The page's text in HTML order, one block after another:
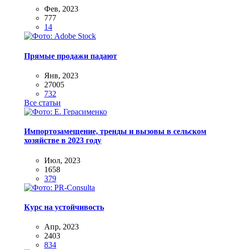
Фев, 2023
777
14
Прямые продажи падают
Янв, 2023
27005
732
Все статьи
Импортозамещение, тренды и вызовы в сельском
хозяйстве в 2023 году
Июл, 2023
1658
379
Курс на устойчивость
Апр, 2023
2403
834